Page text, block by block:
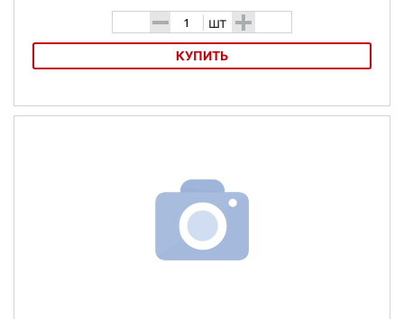
- шт +
КУПИТЬ
Мяч футзальный Adidas WC22 Rihla PRO Sala